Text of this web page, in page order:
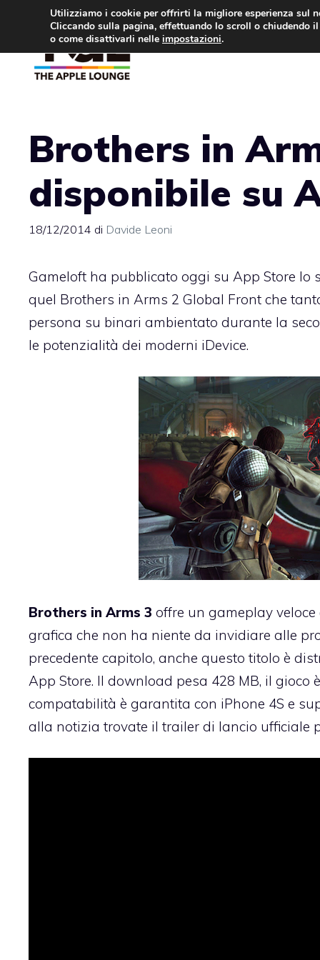
contenuto
Brothers in
disponibile su
18/12/2014 di Davide Leoni
Gameloft ha pubblicato oggi su App Store lo
quel Brothers in Arms 2 Global Front che
persona su binari ambientato durante la
le potenzialità dei moderni iDevice.
Brothers in Arms 3 offre un gameplay
grafica che non ha niente da invidiare alle
precedente capitolo, anche questo titolo è
App Store. Il download pesa 428 MB, il gioco
compatabilità è garantita con iPhone 4S e
alla notizia trovate il trailer di lancio ufficiale
Utilizziamo i cookie per offrirti la migliore esperienza sul
Cliccando sulla pagina, effettuando lo scroll o chiudendo
o come disattivarli nelle impostazioni.